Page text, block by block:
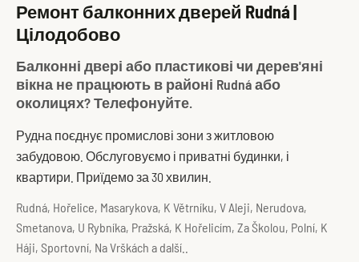
Ремонт балконних дверей Rudná |
Цілодобово
Балконні двері або пластикові чи дерев'яні
вікна не працюють в районі Rudná або
околицях? Телефонуйте.
Рудна поєднує промислові зони з житловою
забудовою. Обслуговуємо і приватні будинки, і
квартири. Приїдемо за 30 хвилин.
Rudná, Hořelice, Masarykova, K Větrníku, V Aleji, Nerudova,
Smetanova, U Rybníka, Pražská, K Hořelicím, Za Školou, Polní, K
Háji, Sportovní, Na Vrškách a další..